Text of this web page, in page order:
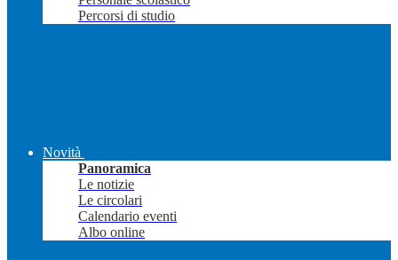
Percorsi di studio
Novità
Panoramica
Le notizie
Le circolari
Calendario eventi
Albo online